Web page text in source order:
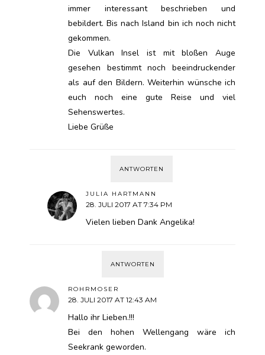
immer interessant beschrieben und
bebildert. Bis nach Island bin ich noch nicht
gekommen.
Die Vulkan Insel ist mit bloßen Auge
gesehen bestimmt noch beeindruckender
als auf den Bildern. Weiterhin wünsche ich
euch noch eine gute Reise und viel
Sehenswertes.
Liebe Grüße
ANTWORTEN
JULIA HARTMANN
28. JULI 2017 AT 7:34 PM
Vielen lieben Dank Angelika!
ANTWORTEN
ROHRMOSER
28. JULI 2017 AT 12:43 AM
Hallo ihr Lieben.!!!
Bei den hohen Wellengang wäre ich
Seekrank geworden.